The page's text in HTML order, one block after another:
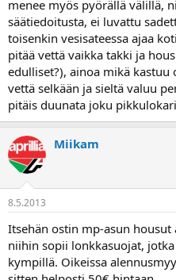
Pistäkee tarjoillen jotain?
menee myös pyörällä välillä,
säätiedoitusta, ei luvattu
toisenkin vesisateessa ajaa
pitää vettä vaikka takki ja
edulliset?), ainoa mikä
vettä selkään ja sieltä valuu
pitäis duunata joku
Miikam
8.5.2013
Itsehän ostin mp-asun housut
niihin sopii lonkkasuojat,
kympillä. Oikeissa